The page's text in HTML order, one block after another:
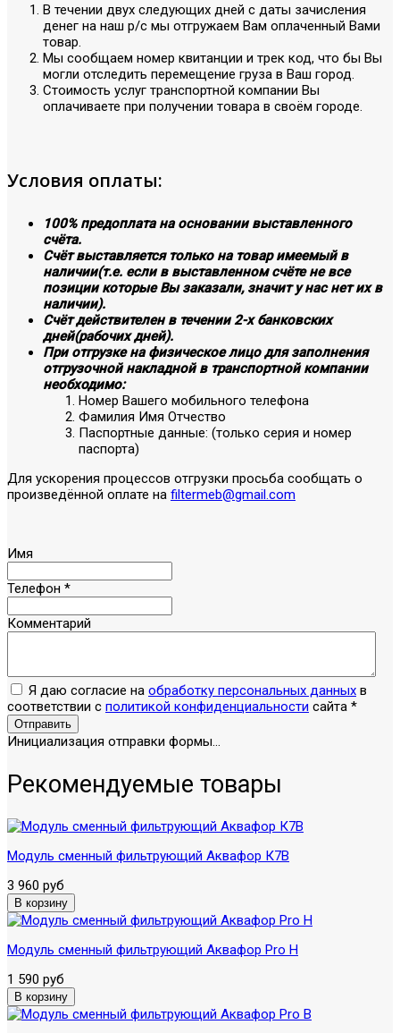
В течении двух следующих дней с даты зачисления
денег на наш р/с мы отгружаем Вам оплаченный Вами
товар.
Мы сообщаем номер квитанции и трек код, что бы Вы
могли отследить перемещение груза в Ваш город.
Стоимость услуг транспортной компании Вы
оплачиваете при получении товара в своём городе.
Условия оплаты:
100% предоплата на основании выставленного
счёта.
Счёт выставляется только на товар имеемый в
наличии(т.е. если в выставленном счёте не все
позиции которые Вы заказали, значит у нас нет их в
наличии).
Счёт действителен в течении 2-х банковских
дней(рабочих дней).
При отгрузке на физическое лицо для заполнения
отгрузочной накладной в транспортной компании
необходимо:
Номер Вашего мобильного телефона
Фамилия Имя Отчество
Паспортные данные: (только серия и номер
паспорта)
Для ускорения процессов отгрузки просьба сообщать о
произведённой оплате на filtermeb@gmail.com
Имя
Телефон *
Комментарий
Я даю согласие на обработку персональных данных в
соответствии с политикой конфиденциальности сайта *
Отправить
Инициализация отправки формы...
Рекомендуемые товары
Модуль сменный фильтрующий Аквафор К7В
3 960 руб
Модуль сменный фильтрующий Аквафор Pro H
1 590 руб